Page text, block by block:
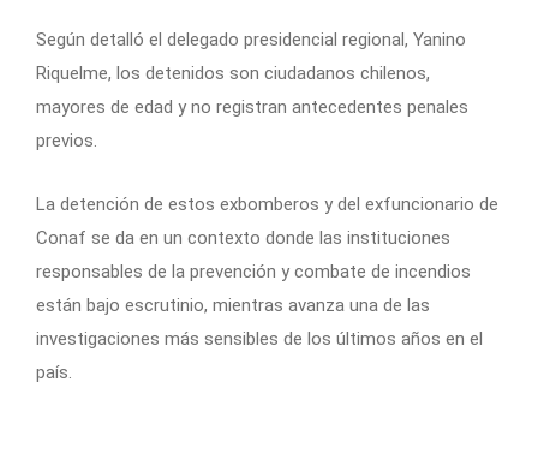
Según detalló el delegado presidencial regional, Yanino
Riquelme, los detenidos son ciudadanos chilenos,
mayores de edad y no registran antecedentes penales
previos.
La detención de estos exbomberos y del exfuncionario de
Conaf se da en un contexto donde las instituciones
responsables de la prevención y combate de incendios
están bajo escrutinio, mientras avanza una de las
investigaciones más sensibles de los últimos años en el
país.